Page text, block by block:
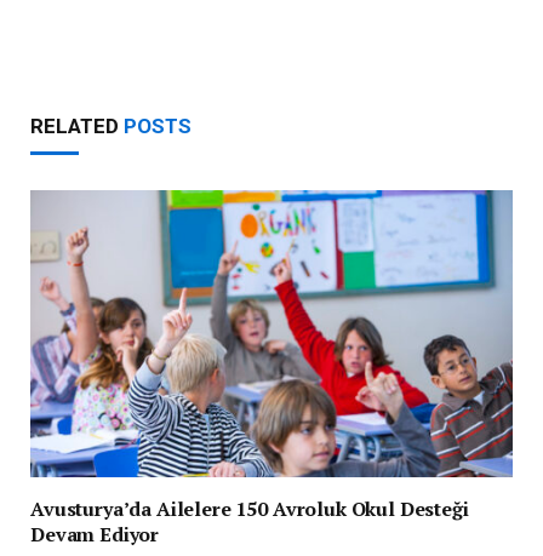
RELATED POSTS
Avusturya’da Ailelere 150 Avroluk Okul Desteği
Devam Ediyor